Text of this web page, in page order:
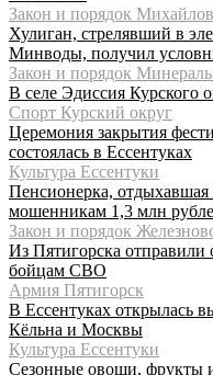
Закон и порядок
Хулиган, стрелявший в
Минводы, получил
Закон и порядок
В селе Эдиссия Курского
Спорт Курский округ
Церемония закрытия
состоялась в Ессентуках
Культура Ессентуки
Пенсионерка, отдыхавшая
мошенникам 1,3 млн
Закон и порядок
Из Пятигорска
бойцам СВО
Армия Пятигорск
В Ессентуках открылась
Кёльна и Москвы
Культура Ессентуки
Сезонные овощи, фрукты